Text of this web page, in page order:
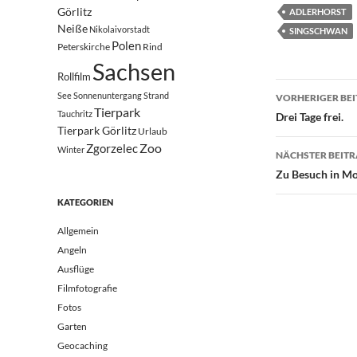
ADLERHORST
SINGSCHWAN
VORHERIGER
Drei Tage frei.
NÄCHSTER
Zu Besuch in
Görlitz
Neiße Nikolaivorstadt
Peterskirche Polen Rind
Rollfilm Sachsen
SeeSonnenuntergangStrand
TauchritzTierpark
Tierpark Görlitz Urlaub
Winter ZgorzelecZoo
KATEGORIEN
Allgemein
Angeln
Ausflüge
Filmfotografie
Fotos
Garten
Geocaching